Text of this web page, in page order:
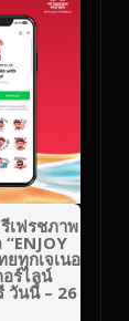
เฟรชภาพ
ยทุกเจเนอ
ร์ไลน์
วันนี้ – 26